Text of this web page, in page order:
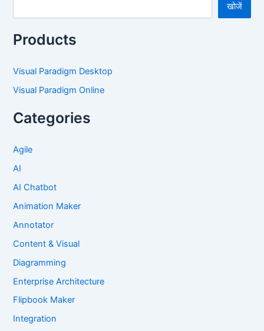
खोजें
Products
Visual Paradigm Desktop
Visual Paradigm Online
Categories
Agile
AI
AI Chatbot
Animation Maker
Annotator
Content & Visual
Diagramming
Enterprise Architecture
Flipbook Maker
Integration